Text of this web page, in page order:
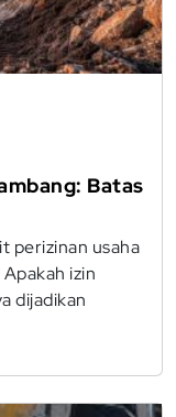
Batas
perizinan usaha
izin
dijadikan